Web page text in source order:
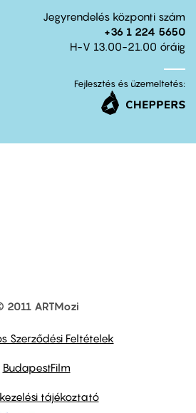
Jegyrendelés központi szám
+36 1 224 5650
H-V 13.00-21.00 óráig
Fejlesztés és üzemeltetés:
2011 ARTMozi
Szerződési Feltételek
BudapestFilm
tájékoztató